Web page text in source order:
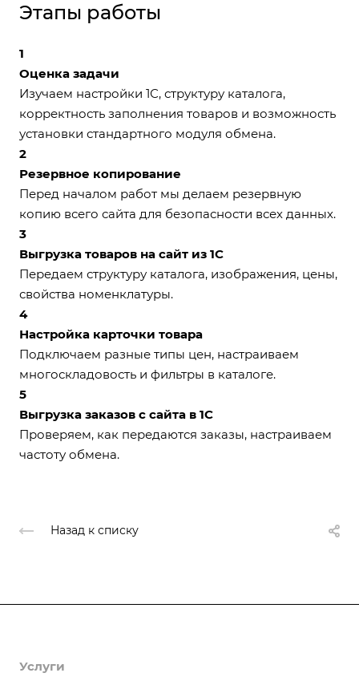
Этапы работы
1
Оценка задачи
Изучаем настройки 1С, структуру каталога,
корректность заполнения товаров и возможность
установки стандартного модуля обмена.
2
Резервное копирование
Перед началом работ мы делаем резервную
копию всего сайта для безопасности всех данных.
3
Выгрузка товаров на сайт из 1С
Передаем структуру каталога, изображения, цены,
свойства номенклатуры.
4
Настройка карточки товара
Подключаем разные типы цен, настраиваем
многоскладовость и фильтры в каталоге.
5
Выгрузка заказов с сайта в 1С
Проверяем, как передаются заказы, настраиваем
частоту обмена.
Назад к списку
Услуги